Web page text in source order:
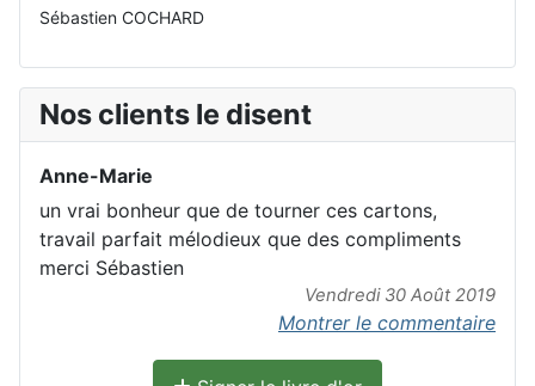
Sébastien COCHARD
Nos clients le disent
Anne-Marie
un vrai bonheur que de tourner ces cartons,
travail parfait mélodieux que des compliments
merci Sébastien
Vendredi 30 Août 2019
Montrer le commentaire